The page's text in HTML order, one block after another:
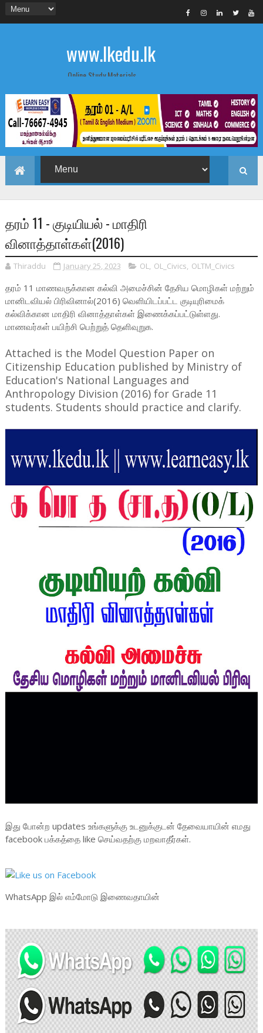
www.lkedu.lk
Online Study Materials
தரம் 11 - குடியியல் - மாதிரி
வினாத்தாள்கள்(2016)
Thiraddu January 25, 2023 OL, OL_Civics, OLTM_Civics
தரம் 11 மாணவருக்கான கல்வி அமைச்சின் தேசிய மொழிகள் மற்றும்
மானிடவியல் பிரிவினால்(2016) வெளியிடப்பட்ட குடியுரிமைக்
கல்விக்கான மாதிரி வினாத்தாள்கள் இணைக்கப்பட்டுள்ளது.
மாணவர்கள் பயிற்சி பெற்றுத் தெளிவுறுக.
Attached is the Model Question Paper on
Citizenship Education published by Ministry of
Education's National Languages ​​and
Anthropology Division (2016) for Grade 11
students. Students should practice and clarify.
இது போன்ற updates உங்களுக்கு உடனுக்குடன் தேவையாயின் எமது
facebook பக்கத்தை like செய்வதற்கு மறவாதீர்கள்.
WhatsApp இல் எம்மோடு இணைவதாயின்